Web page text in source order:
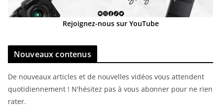
Rejoignez-nous sur YouTube
Nouveaux contenus
De nouveaux articles et de nouvelles vidéos vous attendent
quotidiennement ! N'hésitez pas à vous abonner pour ne rien
rater.